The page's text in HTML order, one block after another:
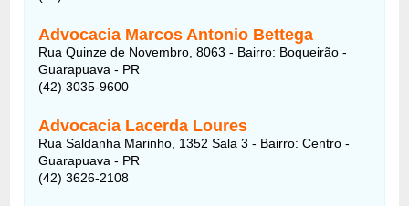
Advocacia Marcos Antonio Bettega
Rua Quinze de Novembro, 8063 - Bairro: Boqueirão -
Guarapuava - PR
(42) 3035-9600
Advocacia Lacerda Loures
Rua Saldanha Marinho, 1352 Sala 3 - Bairro: Centro -
Guarapuava - PR
(42) 3626-2108